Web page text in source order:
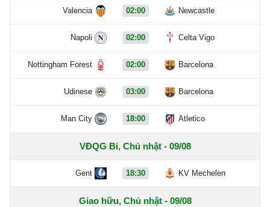
Valencia 02:00 Newcastle
Napoli 02:00 Celta Vigo
Nottingham Forest 02:00 Barcelona
Udinese 03:00 Barcelona
Man City 18:00 Atletico
VĐQG Bỉ, Chủ nhật - 09/08
Gent 18:30 KV Mechelen
Giao hữu, Chủ nhật - 09/08